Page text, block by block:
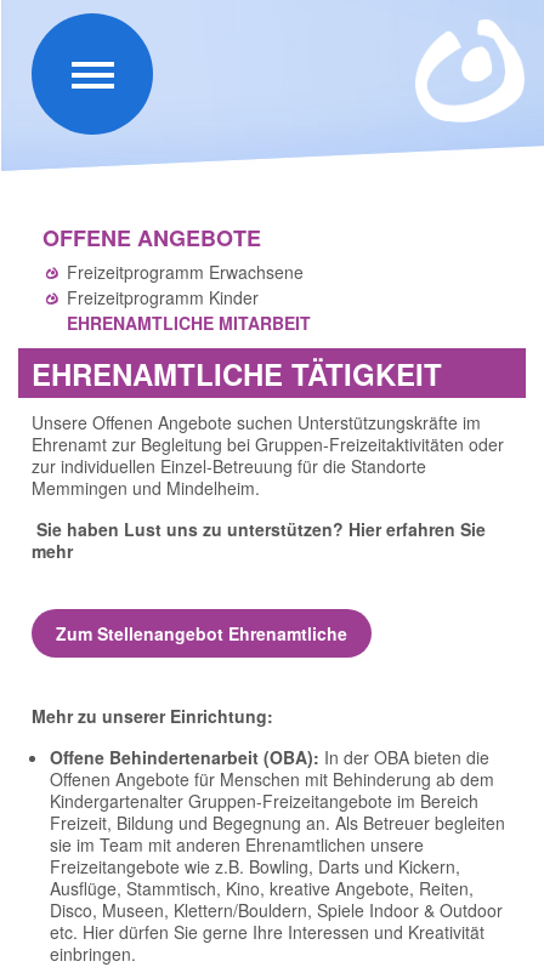
OFFENE ANGEBOTE
Freizeitprogramm Erwachsene
Freizeitprogramm Kinder
EHRENAMTLICHE MITARBEIT
EHRENAMTLICHE TÄTIGKEIT
Unsere Offenen Angebote suchen Unterstützungskräfte im
Ehrenamt zur Begleitung bei Gruppen-Freizeitaktivitäten oder
zur individuellen Einzel-Betreuung für die Standorte
Memmingen und Mindelheim.
Sie haben Lust uns zu unterstützen? Hier erfahren Sie
mehr
Zum Stellenangebot Ehrenamtliche
Mehr zu unserer Einrichtung:
Offene Behindertenarbeit (OBA): In der OBA bieten die
Offenen Angebote für Menschen mit Behinderung ab dem
Kindergartenalter Gruppen-Freizeitangebote im Bereich
Freizeit, Bildung und Begegnung an. Als Betreuer begleiten
sie im Team mit anderen Ehrenamtlichen unsere
Freizeitangebote wie z.B. Bowling, Darts und Kickern,
Ausflüge, Stammtisch, Kino, kreative Angebote, Reiten,
Disco, Museen, Klettern/Bouldern, Spiele Indoor & Outdoor
etc. Hier dürfen Sie gerne Ihre Interessen und Kreativität
einbringen.